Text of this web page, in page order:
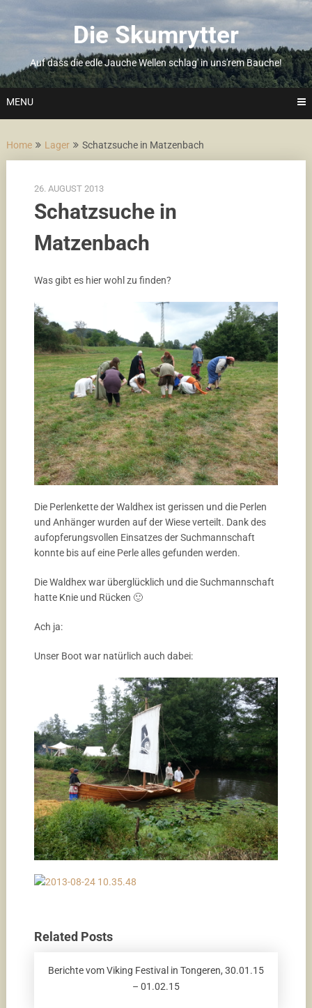
content
Die Skumrytter
Auf dass die edle Jauche Wellen schlag' in uns'rem Bauche!
MENU
Home Lager Schatzsuche in Matzenbach
26. AUGUST 2013
Schatzsuche in
Matzenbach
Was gibt es hier wohl zu finden?
Die Perlenkette der Waldhex ist gerissen und die Perlen
und Anhänger wurden auf der Wiese verteilt. Dank des
aufopferungsvollen Einsatzes der Suchmannschaft
konnte bis auf eine Perle alles gefunden werden.
Die Waldhex war überglücklich und die Suchmannschaft
hatte Knie und Rücken 🙂
Ach ja:
Unser Boot war natürlich auch dabei:
Related Posts
Berichte vom Viking Festival in Tongeren, 30.01.15
– 01.02.15